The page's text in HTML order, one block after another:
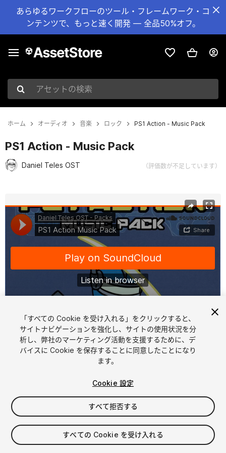
あらゆるワークフローのツール・フレームワーク・コ
ンテンツで、もっと速く開発 — 全品50%オフ。
アセットの検索
ホーム オーディオ 音楽 ロック PS1 Action - Music Pack
PS1 Action - Music Pack
Daniel Teles OST （評価数が不足しています）
1 /2
$15
消費税は決済時に計算されます
「すべての Cookie を受け入れる」をクリックすると、
サイトナビゲーションを強化し、サイトの使用状況を分
析し、弊社のマーケティング活動を支援するために、デ
バイスに Cookie を保存することに同意したことになり
ます。
Cookie 設定
すべて拒否する
すべての Cookie を受け入れる